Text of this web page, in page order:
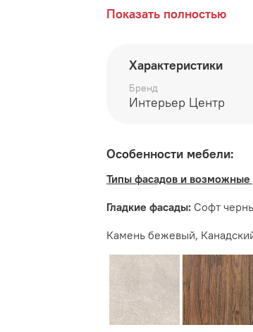
длина 600 мм
высота 920 мм
Мебельная фабрика
Показать полностью
Характеристики
Бренд
Интерьер Центр
Особенности мебели:
Типы фасадов и возможные
Гладкие фасады: Софт
Камень бежевый,